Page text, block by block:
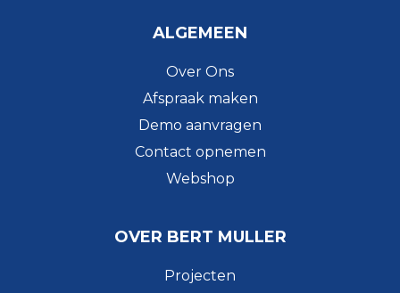
ALGEMEEN
Over Ons
Afspraak maken
Demo aanvragen
Contact opnemen
Webshop
OVER BERT MULLER
Projecten